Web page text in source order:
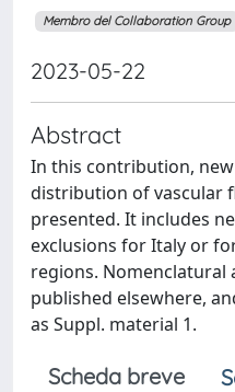
Membro del Collaboration Group
2023-05-22
Abstract
In this contribution,
distribution of vascular
presented. It includes
exclusions for Italy or
regions.
published elsewhere,
as Suppl. material 1.
Scheda breve